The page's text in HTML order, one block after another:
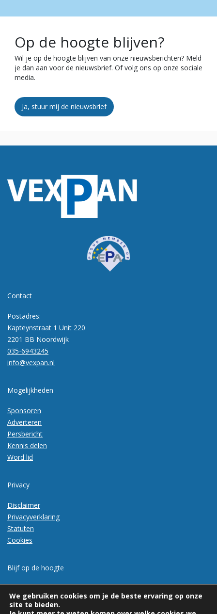
Op de hoogte blijven?
Wil je op de hoogte blijven van onze nieuwsberichten? Meld
je dan aan voor de nieuwsbrief. Of volg ons op onze sociale
media.
Ja, stuur mij de nieuwsbrief
Contact
Postadres:
Kapteynstraat 1 Unit 220
2201 BB Noordwijk
035-6943245
info@vexpan.nl
Mogelijkheden
Sponsoren
Adverteren
Persbericht
Kennis delen
Word lid
Privacy
Disclaimer
Privacyverklaring
Statuten
Cookies
Blijf op de hoogte
We gebruiken cookies om je de beste ervaring op onze
site te bieden.